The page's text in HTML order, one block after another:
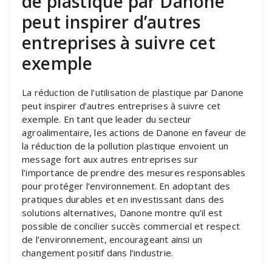
peut inspirer d’autres
entreprises à suivre cet
exemple
La réduction de l’utilisation de plastique par Danone
peut inspirer d’autres entreprises à suivre cet
exemple. En tant que leader du secteur
agroalimentaire, les actions de Danone en faveur de
la réduction de la pollution plastique envoient un
message fort aux autres entreprises sur
l’importance de prendre des mesures responsables
pour protéger l’environnement. En adoptant des
pratiques durables et en investissant dans des
solutions alternatives, Danone montre qu’il est
possible de concilier succès commercial et respect
de l’environnement, encourageant ainsi un
changement positif dans l’industrie.